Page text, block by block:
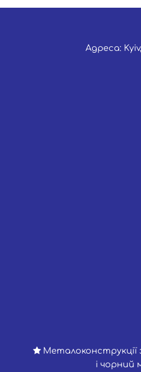
Адреса:
Металоконструкції
і чорний